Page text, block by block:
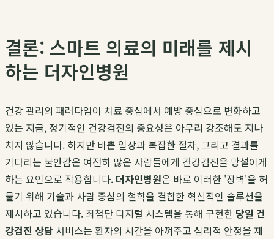
결론: 스마트 의료의 미래를 제시
하는 더자인병원
건강 관리의 패러다임이 치료 중심에서 예방 중심으로 변화하고
있는 지금, 정기적인 건강검진의 중요성은 아무리 강조해도 지나
치지 않습니다. 하지만 바쁜 일상과 복잡한 절차, 그리고 결과를
기다리는 불안감은 여전히 많은 사람들에게 건강검진을 망설이게
하는 요인으로 작용합니다. 더자인병원은 바로 이러한 '장벽'을 허
물기 위해 기술과 사람 중심의 철학을 결합한 혁신적인 솔루션을
제시하고 있습니다. 최첨단 디지털 시스템을 통해 구현한 당일 건
강검진 상담 서비스는 환자의 시간을 아껴주고 심리적 안정을 제